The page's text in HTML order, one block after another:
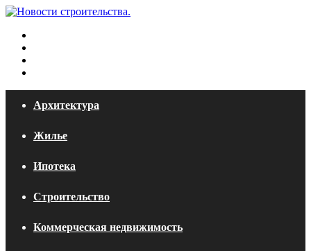
Архитектура
Жилье
Ипотека
Строительство
Коммерческая недвижимость